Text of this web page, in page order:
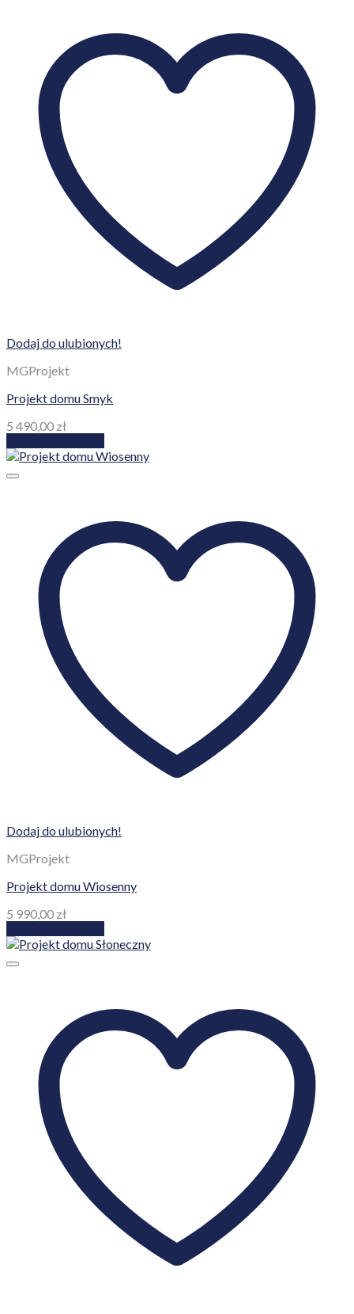
Dodaj do ulubionych!
MGProjekt
Projekt domu Smyk
5 490,00 zł
Dodaj do ulubionych!
MGProjekt
Projekt domu Wiosenny
5 990,00 zł